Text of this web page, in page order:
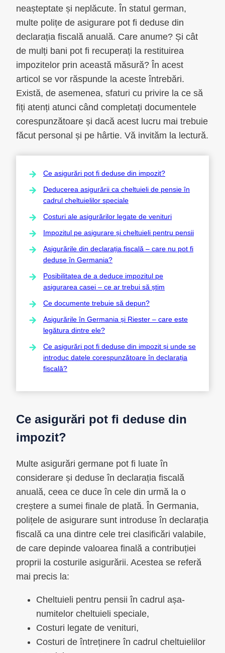
neașteptate și neplăcute. În statul german,
multe polițe de asigurare pot fi deduse din
declarația fiscală anuală. Care anume? Și cât
de mulți bani pot fi recuperați la restituirea
impozitelor prin această măsură? În acest
articol se vor răspunde la aceste întrebări.
Există, de asemenea, sfaturi cu privire la ce să
fiți atenți atunci când completați documentele
corespunzătoare și dacă acest lucru mai trebuie
făcut personal și pe hârtie. Vă invităm la lectură.
Ce asigurări pot fi deduse din impozit?
Deducerea asigurării ca cheltuieli de pensie în
cadrul cheltuielilor speciale
Costuri ale asigurărilor legate de venituri
Impozitul pe asigurare și cheltuieli pentru pensii
Asigurările din declarația fiscală – care nu pot fi
deduse în Germania?
Posibilitatea de a deduce impozitul pe
asigurarea casei – ce ar trebui să știm
Ce documente trebuie să depun?
Asigurările în Germania și Riester – care este
legătura dintre ele?
Ce asigurări pot fi deduse din impozit și unde se
introduc datele corespunzătoare în declarația
fiscală?
Ce asigurări pot fi deduse din
impozit?
Multe asigurări germane pot fi luate în
considerare și deduse în declarația fiscală
anuală, ceea ce duce în cele din urmă la o
creștere a sumei finale de plată. În Germania,
polițele de asigurare sunt introduse în declarația
fiscală ca una dintre cele trei clasificări valabile,
de care depinde valoarea finală a contribuției
proprii la costurile asigurării. Acestea se referă
mai precis la:
Cheltuieli pentru pensii în cadrul așa-
numitelor cheltuieli speciale,
Costuri legate de venituri,
Costuri de întreținere în cadrul cheltuielilor